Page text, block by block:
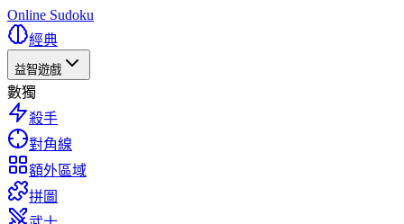
Online Sudoku
經典
益智遊戲
數獨
殺手
對角線
額外區域
拼圖